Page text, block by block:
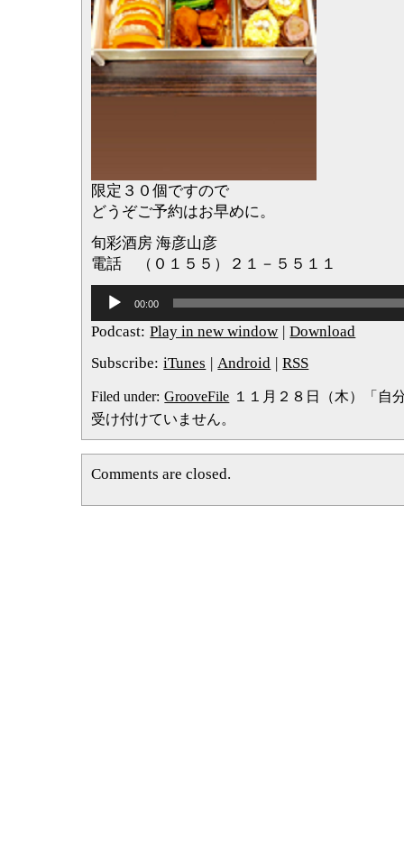
限定３０個ですので
どうぞご予約はお早めに。
旬彩酒房 海彦山彦
電話 （０１５５）２１－５５１１
プ
レ
ヤ
00:00
Podcast: Play in new window | Download
Subscribe: iTunes | Android | RSS
Filed under: GrooveFile １１月２８日（木）「自
受け付けていません。
Comments are closed.